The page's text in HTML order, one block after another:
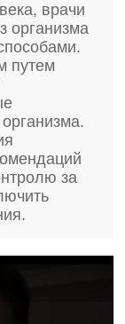
врачи
организма
путем
за